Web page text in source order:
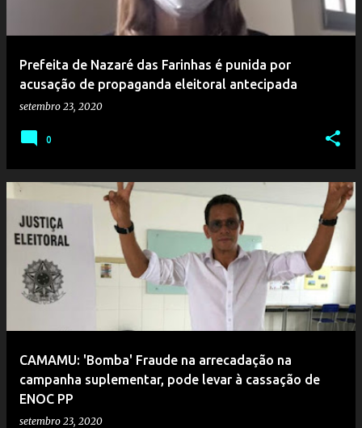
Prefeita de Nazaré das Farinhas é punida por
acusação de propaganda eleitoral antecipada
setembro 23, 2020
0
CAMAMU: 'Bomba' Fraude na arrecadação na
campanha suplementar, pode levar à cassação de
ENOC PP
setembro 23, 2020